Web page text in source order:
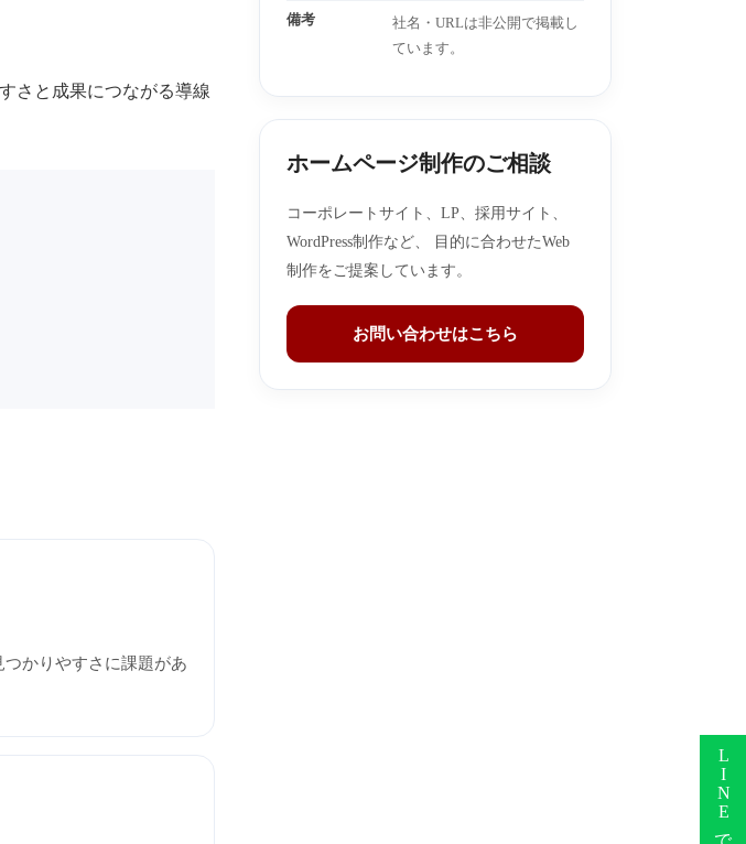
さと成果につながる導線
かりやすさに課題があ
備考
社名・URLは非公開で掲載し
ています。
ホームページ制作のご相談
コーポレートサイト、LP、採用サイト、
WordPress制作など、 目的に合わせたWeb
制作をご提案しています。
お問い合わせはこちら
LINEで無料相談